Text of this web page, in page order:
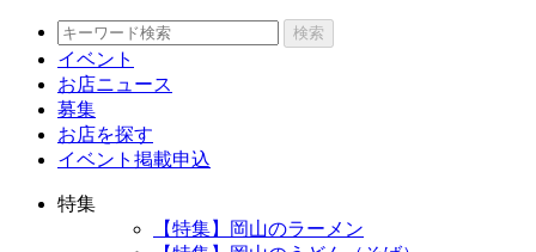
検索
イベント
お店ニュース
募集
お店を探す
イベント掲載申込
特集
【特集】岡山のラーメン